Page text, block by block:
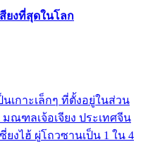
ยงที่สุดในโลก
เกาะเล็กๆ ที่ตั้งอยู่ในส่วน
ณฑลเจ้อเจียง ประเทศจีน
งไฮ้ ผู่โถวซานเป็น 1 ใน 4